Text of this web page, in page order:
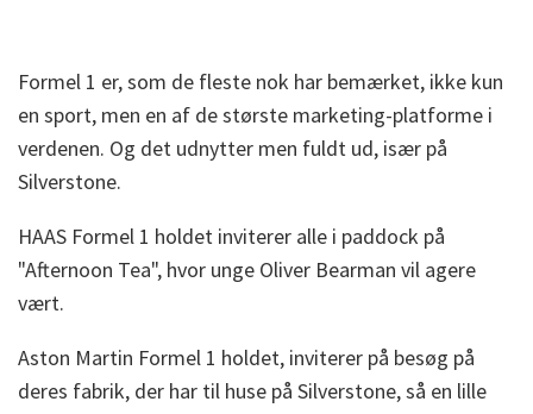
Formel 1 er, som de fleste nok har bemærket, ikke kun
en sport, men en af de største marketing-platforme i
verdenen. Og det udnytter men fuldt ud, især på
Silverstone.
HAAS Formel 1 holdet inviterer alle i paddock på
"Afternoon Tea", hvor unge Oliver Bearman vil agere
vært.
Aston Martin Formel 1 holdet, inviterer på besøg på
deres fabrik, der har til huse på Silverstone, så en lille